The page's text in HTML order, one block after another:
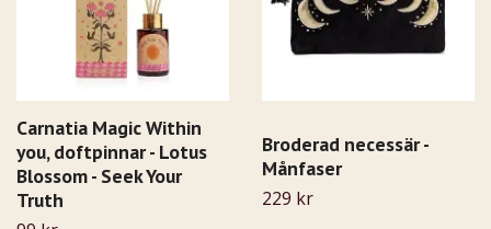
Carnatia Magic Within
you, doftpinnar - Lotus
Blossom - Seek Your
Truth
Broderad necessär -
Månfaser
229 kr